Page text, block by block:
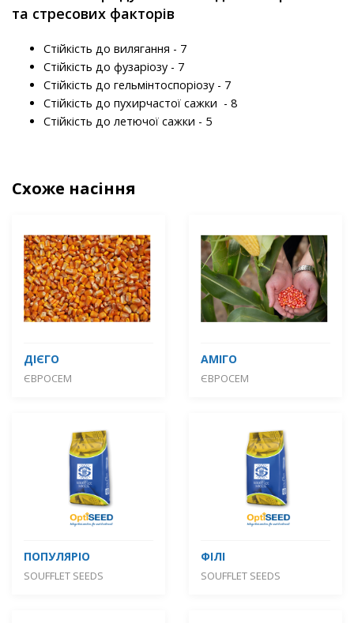
та стресових факторів
Стійкість до вилягання - 7
Стійкість до фузаріозу - 7
Стійкість до гельмінтоспоріозу - 7
Стійкість до пухирчастої сажки - 8
Стійкість до летючої сажки - 5
Схоже насіння
ДІЄГО
ЄВРОСЕМ
АМІГО
ЄВРОСЕМ
ПОПУЛЯРІО
SOUFFLET SEEDS
ФІЛІ
SOUFFLET SEEDS